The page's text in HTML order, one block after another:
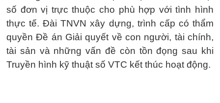
số đơn vị trực thuộc cho phù hợp với tình hình
thực tế. Đài TNVN xây dựng, trình cấp có thẩm
quyền Đề án Giải quyết về con người, tài chính,
tài sản và những vấn đề còn tồn đọng sau khi
Truyền hình kỹ thuật số VTC kết thúc hoạt động.